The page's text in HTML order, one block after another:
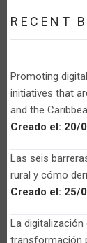
RECENT
Promoting
initiatives that
and the
Creado el: 20/
Las seis
rural y cómo
Creado el: 25/
La
transformación